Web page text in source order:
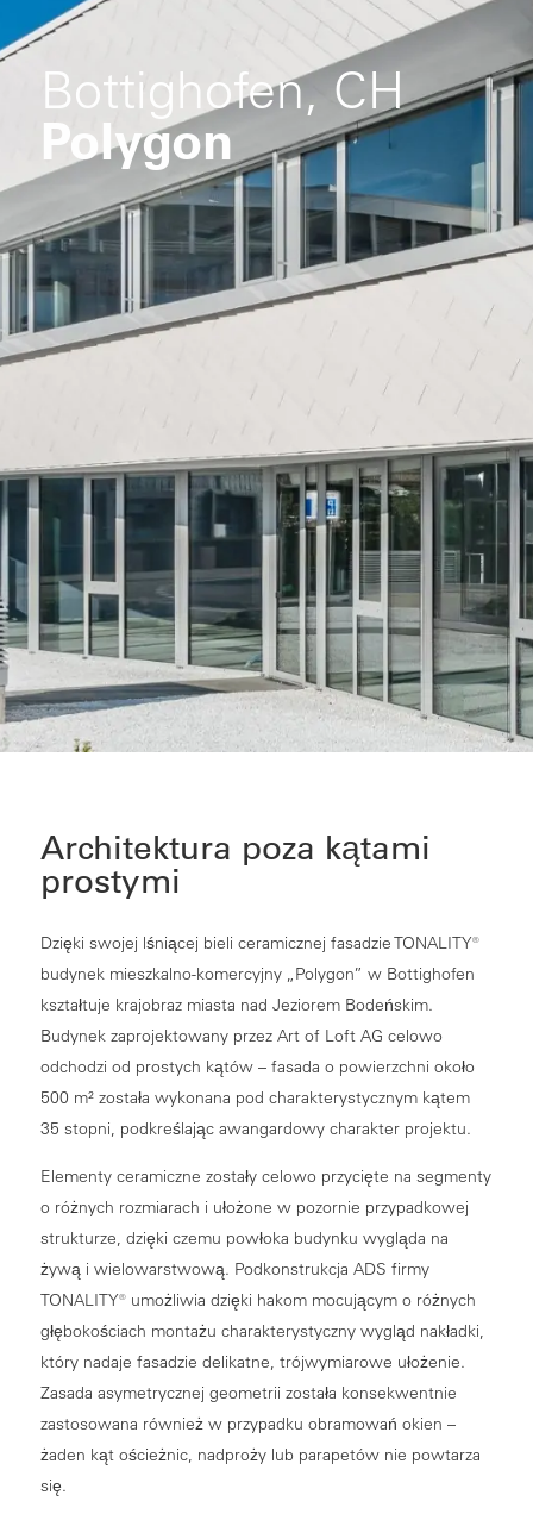
Bottighofen, CH
Polygon
Architektura poza kątami
prostymi
Dzięki swojej lśniącej bieli ceramicznej fasadzie TONALITY®
budynek mieszkalno-komercyjny „Polygon” w Bottighofen
kształtuje krajobraz miasta nad Jeziorem Bodeńskim.
Budynek zaprojektowany przez Art of Loft AG celowo
odchodzi od prostych kątów – fasada o powierzchni około
500 m² została wykonana pod charakterystycznym kątem
35 stopni, podkreślając awangardowy charakter projektu.
Elementy ceramiczne zostały celowo przycięte na segmenty
o różnych rozmiarach i ułożone w pozornie przypadkowej
strukturze, dzięki czemu powłoka budynku wygląda na
żywą i wielowarstwową. Podkonstrukcja ADS firmy
TONALITY® umożliwia dzięki hakom mocującym o różnych
głębokościach montażu charakterystyczny wygląd nakładki,
który nadaje fasadzie delikatne, trójwymiarowe ułożenie.
Zasada asymetrycznej geometrii została konsekwentnie
zastosowana również w przypadku obramowań okien –
żaden kąt ościeżnic, nadproży lub parapetów nie powtarza
się.